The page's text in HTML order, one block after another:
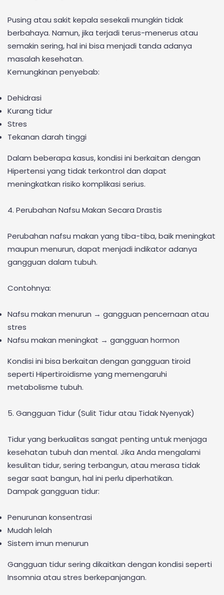
Pusing atau sakit kepala sesekali mungkin tidak
berbahaya. Namun, jika terjadi terus-menerus atau
semakin sering, hal ini bisa menjadi tanda adanya
masalah kesehatan.
Kemungkinan penyebab:
Dehidrasi
Kurang tidur
Stres
Tekanan darah tinggi
Dalam beberapa kasus, kondisi ini berkaitan dengan
Hipertensi yang tidak terkontrol dan dapat
meningkatkan risiko komplikasi serius.
4. Perubahan Nafsu Makan Secara Drastis
Perubahan nafsu makan yang tiba-tiba, baik meningkat
maupun menurun, dapat menjadi indikator adanya
gangguan dalam tubuh.
Contohnya:
Nafsu makan menurun → gangguan pencernaan atau
stres
Nafsu makan meningkat → gangguan hormon
Kondisi ini bisa berkaitan dengan gangguan tiroid
seperti Hipertiroidisme yang memengaruhi
metabolisme tubuh.
5. Gangguan Tidur (Sulit Tidur atau Tidak Nyenyak)
Tidur yang berkualitas sangat penting untuk menjaga
kesehatan tubuh dan mental. Jika Anda mengalami
kesulitan tidur, sering terbangun, atau merasa tidak
segar saat bangun, hal ini perlu diperhatikan.
Dampak gangguan tidur:
Penurunan konsentrasi
Mudah lelah
Sistem imun menurun
Gangguan tidur sering dikaitkan dengan kondisi seperti
Insomnia atau stres berkepanjangan.